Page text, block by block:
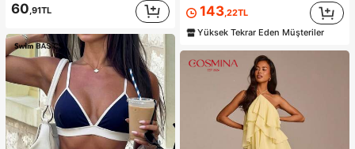
60,91TL 143,22TL
Yüksek Tekrar Eden Müşteriler